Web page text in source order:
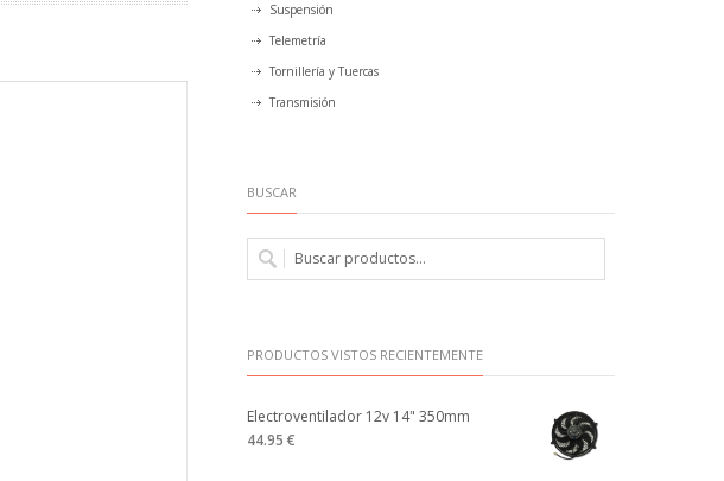
Suspensión
Telemetría
Tornillería y Tuercas
Transmisión
BUSCAR
PRODUCTOS VISTOS RECIENTEMENTE
Electroventilador 12v 14" 350mm
44.95 €